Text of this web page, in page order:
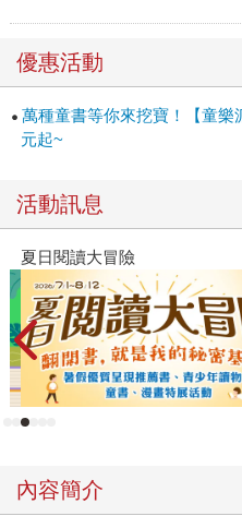
優惠活動
萬種童書等你來挖寶！【童樂
元起~
活動訊息
夏日閱讀大冒險
內容簡介